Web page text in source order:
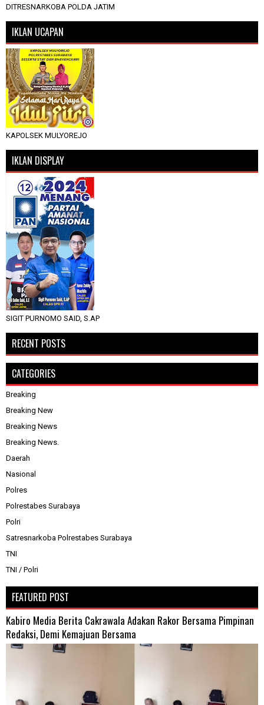
DITRESNARKOBA POLDA JATIM
IKLAN UCAPAN
KAPOLSEK MULYOREJO
IKLAN DISPLAY
SIGIT PURNOMO SAID, S.AP
RECENT POSTS
CATEGORIES
Breaking
Breaking New
Breaking News
Breaking News.
Daerah
Nasional
Polres
Polrestabes Surabaya
Polri
Satresnarkoba Polrestabes Surabaya
TNI
TNI / Polri
FEATURED POST
Kabiro Media Berita Cakrawala Adakan Rakor Bersama Pimpinan
Redaksi, Demi Kemajuan Bersama